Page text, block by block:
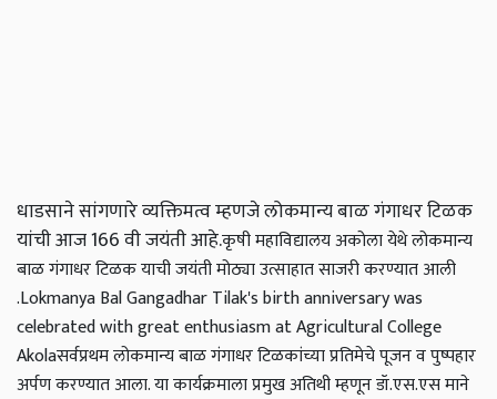
धाडसाने सांगणारे व्यक्तिमत्व म्हणजे लोकमान्य बाळ गंगाधर टिळक
यांची आज 166 वी जयंती आहे.कृषी महाविद्यालय अकोला येथे लोकमान्य
बाळ गंगाधर टिळक याची जयंती मोठ्या उत्साहात साजरी करण्यात आली
.Lokmanya Bal Gangadhar Tilak's birth anniversary was
celebrated with great enthusiasm at Agricultural College
Akolaसर्वप्रथम लोकमान्य बाळ गंगाधर टिळकांच्या प्रतिमेचे पूजन व पुष्पहार
अर्पण करण्यात आला. या कार्यक्रमाला प्रमुख अतिथी म्हणून डॉ.एस.एस माने